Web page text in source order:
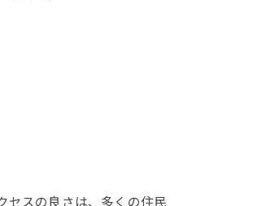
セスの良さは、多くの住民